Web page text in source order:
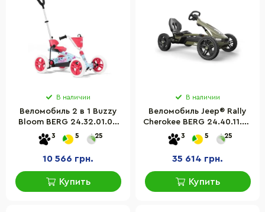
В наличии
Веломобиль 2 в 1 Buzzy
Bloom BERG 24.32.01.00
до 30 кг
3 5 25
10 566 грн.
Купить
В наличии
Веломобиль Jeep® Rally
Cherokee BERG 24.40.11.00
до 60 кг
3 5 25
35 614 грн.
Купить